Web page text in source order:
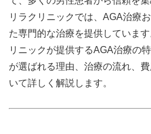
リラクリニックでは、AGA治療
た専門的な治療を提供していま
リニックが提供するAGA治療の
が選ばれる理由、治療の流れ、
いて詳しく解説します。